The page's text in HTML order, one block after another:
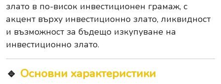
злато в по-висок инвестиционен грамаж, с
акцент върху инвестиционно злато, ликвидност
и възможност за бъдещо изкупуване на
инвестиционно злато.
🔹 Основни характеристики